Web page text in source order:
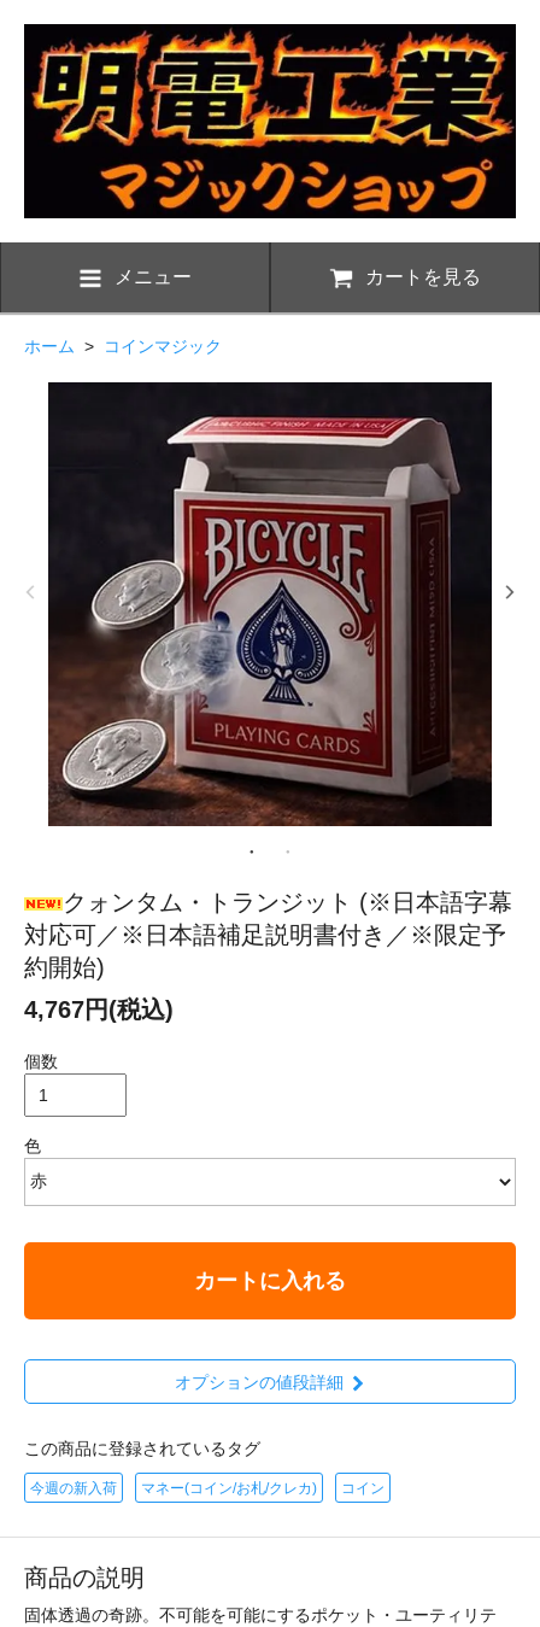
メニュー カートを見る
ホーム > コインマジック
クォンタム・トランジット (※日本語字幕
対応可／※日本語補足説明書付き／※限定予
約開始)
4,767円(税込)
個数
色
カートに入れる
オプションの値段詳細
この商品に登録されているタグ
今週の新入荷 マネー(コイン/お札/クレカ) コイン
商品の説明
固体透過の奇跡。不可能を可能にするポケット・ユーティリテ